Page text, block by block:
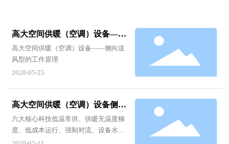
高大空间供暖（空调）设备——
侧向送风型的工作原理
高大空间供暖（空调）设备——侧向送
风型的工作原理
2020-05-25
高大空间供暖（空调）设备侧向
送风型系统 产品技术特点
六大核心科技低温常供、供暖无温度梯
度、低成本运行、强制对流、设备水阻
小、智能控温